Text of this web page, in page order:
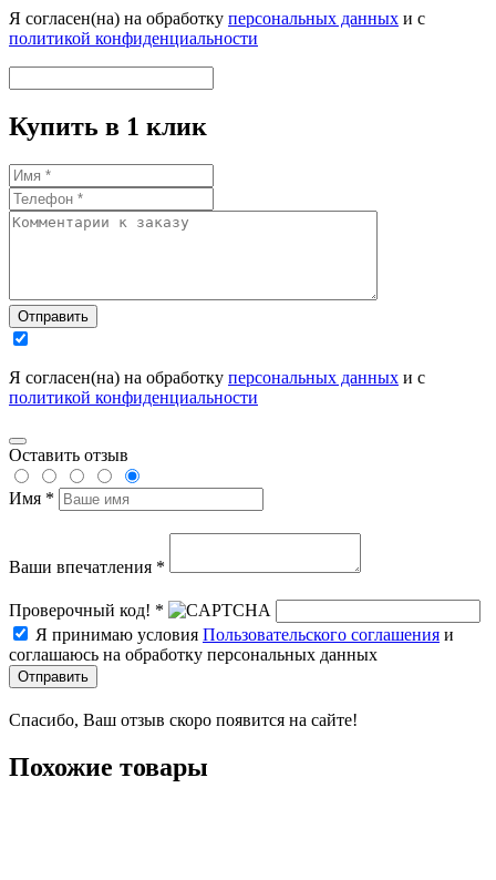
Я согласен(на) на обработку персональных данных и с
политикой конфиденциальности
Купить в 1 клик
Отправить
Я согласен(на) на обработку персональных данных и с
политикой конфиденциальности
Оставить отзыв
Имя *
Ваши впечатления *
Проверочный код! *
Я принимаю условия Пользовательского соглашения и
соглашаюсь на обработку персональных данных
Отправить
Спасибо, Ваш отзыв скоро появится на сайте!
Похожие товары